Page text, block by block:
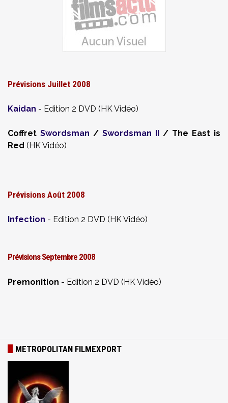
Prévisions Juillet 2008
Kaidan - Edition 2 DVD (HK Vidéo)
Coffret Swordsman / Swordsman II
/ The East is
Red (HK Vidéo)
Prévisions Août 2008
Infection - Edition 2 DVD (HK Vidéo)
PrévisionsSeptembre 2008
Premonition - Edition 2 DVD (HK Vidéo)
METROPOLITAN FILMEXPORT